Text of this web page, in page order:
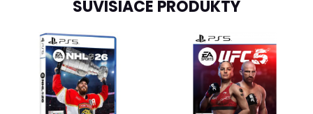
SÚVISIACE PRODUKTY